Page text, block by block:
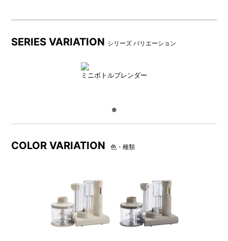
ボトルと本体をスタンドに取り付けて使用します。毎朝のスム
ージーやジュースづくりに◎！
野菜のみじん切りもあっという間に完了！食材を細かく・むら
き、クラッシュアイスも作れます。
おろしプレート
SERIES VARIATION シリーズ バリエーション
ミニボトルブレンダー
COLOR VARIATION 色・種類